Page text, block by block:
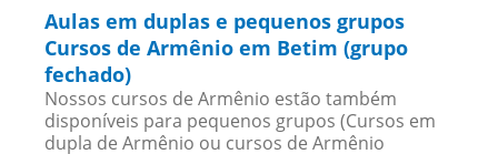
Aulas em duplas e pequenos grupos
Cursos de Armênio em Betim (grupo
fechado)
Nossos cursos de Armênio estão também
disponíveis para pequenos grupos (Cursos em
dupla de Armênio ou cursos de Armênio